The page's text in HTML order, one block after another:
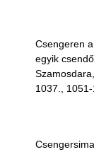
Csengeren
egyik
1037.,